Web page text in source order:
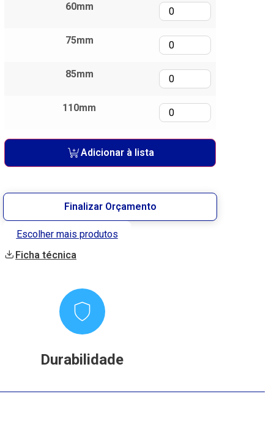
60mm
75mm
85mm
110mm
Adicionar à lista
Finalizar Orçamento
Escolher mais produtos
Ficha técnica
Durabilidade